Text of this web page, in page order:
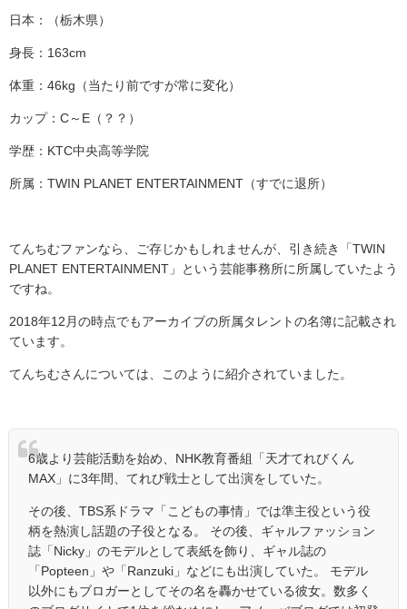
日本：（栃木県）
身長：163cm
体重：46kg（当たり前ですが常に変化）
カップ：C～E（？？）
学歴：KTC中央高等学院
所属：TWIN PLANET ENTERTAINMENT（すでに退所）
てんちむファンなら、ご存じかもしれませんが、引き続き「TWIN
PLANET ENTERTAINMENT」という芸能事務所に所属していたよう
ですね。
2018年12月の時点でもアーカイブの所属タレントの名簿に記載され
ています。
てんちむさんについては、このように紹介されていました。
6歳より芸能活動を始め、NHK教育番組「天才てれびくん
MAX」に3年間、てれび戦士として出演をしていた。
その後、TBS系ドラマ「こどもの事情」では準主役という役
柄を熱演し話題の子役となる。 その後、ギャルファッション
誌「Nicky」のモデルとして表紙を飾り、ギャル誌の
「Popteen」や「Ranzuki」などにも出演していた。 モデル
以外にもブロガーとしてその名を轟かせている彼女。数多く